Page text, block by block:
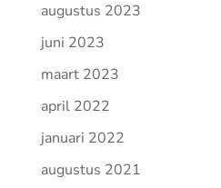
augustus 2023
juni 2023
maart 2023
april 2022
januari 2022
augustus 2021